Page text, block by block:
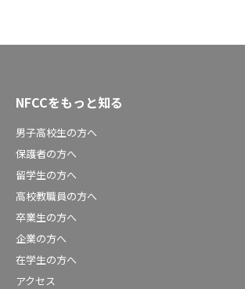
NFCCをもっと知る
男子高校生の方へ
保護者の方へ
留学生の方へ
高校教職員の方へ
卒業生の方へ
企業の方へ
在学生の方へ
アクセス